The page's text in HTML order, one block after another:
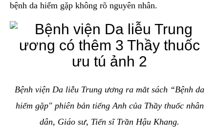
bệnh da hiếm gặp không rõ nguyên nhân.
Bệnh viện Da liễu Trung ương ra mắt sách “Bệnh da
hiếm gặp" phiên bản tiếng Anh của Thầy thuốc nhân
dân, Giáo sư, Tiến sĩ Trần Hậu Khang.